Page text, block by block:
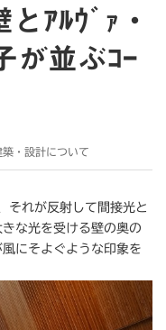
ｱﾙｳﾞｧ・
が並ぶｺｰ
築・設計について
それが反射して間接光と
な光を受ける壁の奥の
にそよぐような印象を